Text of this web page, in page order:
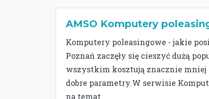
AMSO Komputery
Komputery poleasingowe - jakie
Poznań zaczęły się cieszyć dużą
wszystkim kosztują znacznie mniej
dobre parametry.W serwisie
na temat